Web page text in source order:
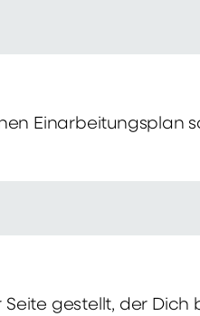
Einarbeitungsplan
gestellt, der Dich